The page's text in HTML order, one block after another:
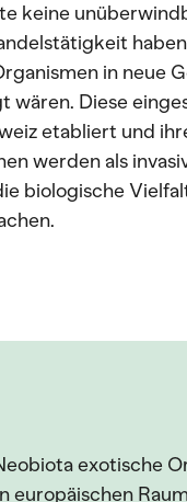
keine
in neue
wären. Diese
etabliert und
werden als
biologische
exotische
europäischen Raum